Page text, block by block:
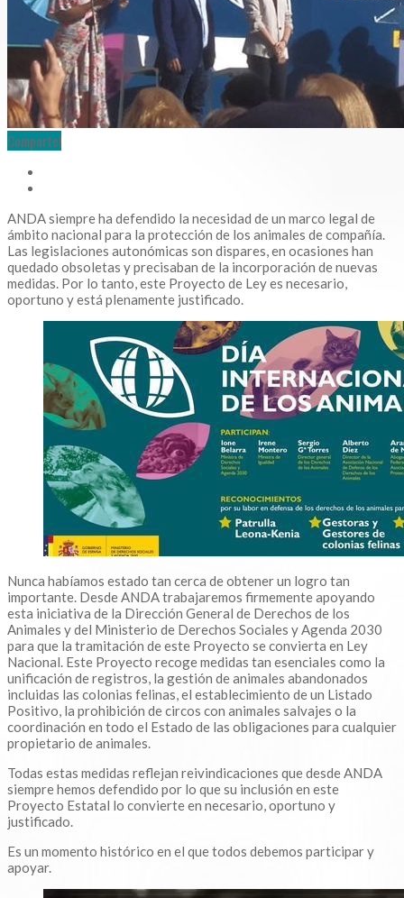
Comparte!
ANDA siempre ha defendido la necesidad de un marco legal de
ámbito nacional para la protección de los animales de compañía.
Las legislaciones autonómicas son dispares, en ocasiones han
quedado obsoletas y precisaban de la incorporación de nuevas
medidas. Por lo tanto, este Proyecto de Ley es necesario,
oportuno y está plenamente justificado.
Nunca habíamos estado tan cerca de obtener un logro tan
importante. Desde ANDA trabajaremos firmemente apoyando
esta iniciativa de la Dirección General de Derechos de los
Animales y del Ministerio de Derechos Sociales y Agenda 2030
para que la tramitación de este Proyecto se convierta en Ley
Nacional. Este Proyecto recoge medidas tan esenciales como la
unificación de registros, la gestión de animales abandonados
incluidas las colonias felinas, el establecimiento de un Listado
Positivo, la prohibición de circos con animales salvajes o la
coordinación en todo el Estado de las obligaciones para cualquier
propietario de animales.
Todas estas medidas reflejan reivindicaciones que desde ANDA
siempre hemos defendido por lo que su inclusión en este
Proyecto Estatal lo convierte en necesario, oportuno y
justificado.
Es un momento histórico en el que todos debemos participar y
apoyar.